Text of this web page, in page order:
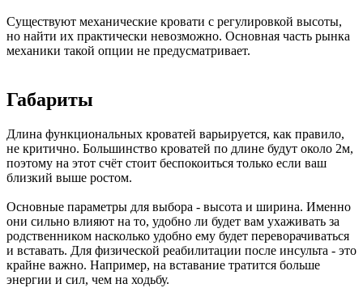
Существуют механические кровати с регулировкой высоты,
но найти их практически невозможно. Основная часть рынка
механики такой опции не предусматривает.
Габариты
Длина функциональных кроватей варьируется, как правило,
не критично. Большинство кроватей по длине будут около 2м,
поэтому на этот счёт стоит беспокоиться только если ваш
близкий выше ростом.
Основные параметры для выбора - высота и ширина. Именно
они сильно влияют на то, удобно ли будет вам ухаживать за
родственником насколько удобно ему будет переворачиваться
и вставать. Для физической реабилитации после инсульта - это
крайне важно. Например, на вставание тратится больше
энергии и сил, чем на ходьбу.